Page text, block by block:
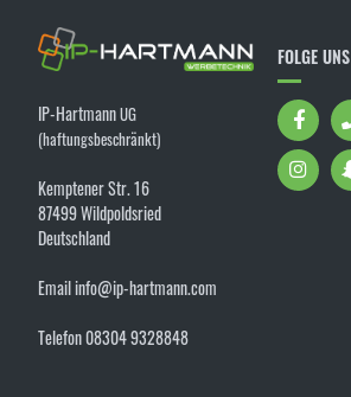
IP-HartmannUG
(haftungsbeschränkt)
Kemptener Str. 16
87499 Wildpoldsried
Deutschland
Email info@ip-hartmann.com
Telefon 08304 9328848
FOLGE UNS